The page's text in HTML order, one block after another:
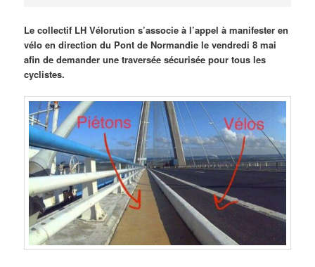
Le collectif LH Vélorution s’associe à l’appel à manifester en
vélo en direction du Pont de Normandie le vendredi 8 mai
afin de demander une traversée sécurisée pour tous les
cyclistes.